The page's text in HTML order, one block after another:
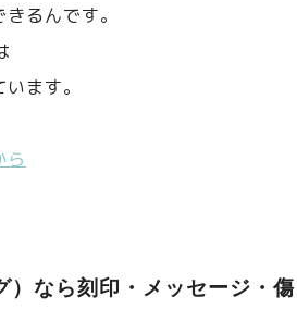
るんです。
ます。
ら
）なら刻印・メッセージ・